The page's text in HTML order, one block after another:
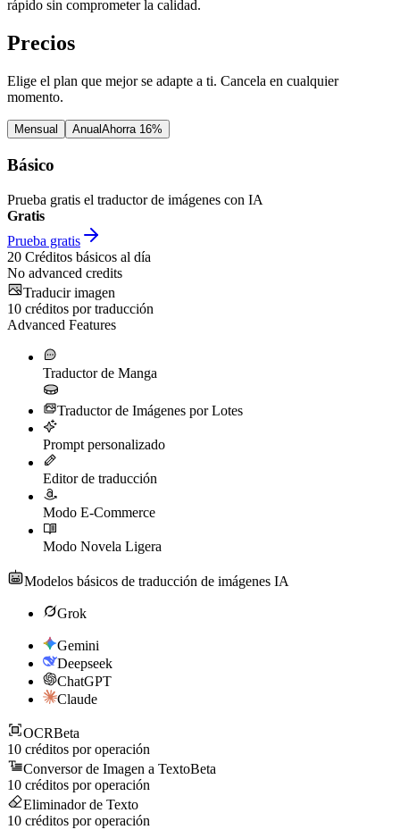
rápido sin comprometer la calidad.
Precios
Elige el plan que mejor se adapte a ti. Cancela en cualquier
momento.
Mensual AnualAhorra 16%
Básico
Prueba gratis el traductor de imágenes con IA
Gratis
Prueba gratis
20 Créditos básicos al día
No advanced credits
Traducir imagen
10 créditos por traducción
Advanced Features
Traductor de Manga
Traductor de Imágenes por Lotes
Prompt personalizado
Editor de traducción
Modo E-Commerce
Modo Novela Ligera
Modelos básicos de traducción de imágenes IA
Grok
Gemini
Deepseek
ChatGPT
Claude
OCRBeta
10 créditos por operación
Conversor de Imagen a TextoBeta
10 créditos por operación
Eliminador de Texto
10 créditos por operación